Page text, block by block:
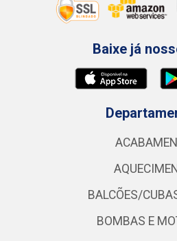
Baixe já
BALCÕES/
BOMBAS E